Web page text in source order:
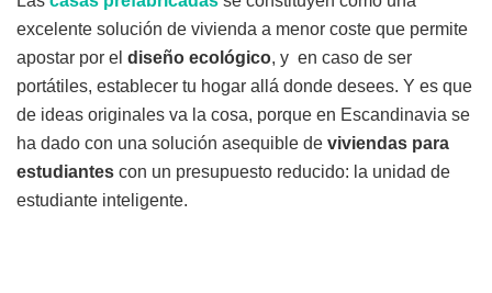
excelente solución de vivienda a menor coste que permite
apostar por el diseño ecológico, y en caso de ser
portátiles, establecer tu hogar allá donde desees. Y es que
de ideas originales va la cosa, porque en Escandinavia se
ha dado con una solución asequible de viviendas para
estudiantes con un presupuesto reducido: la unidad de
estudiante inteligente.